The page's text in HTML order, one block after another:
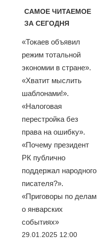
САМОЕ ЧИТАЕМОЕ
ЗА СЕГОДНЯ
«Токаев объявил
режим тотальной
экономии в стране».
«Хватит мыслить
шаблонами!».
«Налоговая
перестройка без
права на ошибку».
«Почему президент
РК публично
поддержал народного
писателя?».
«Приговоры по делам
о январских
событиях»
29.01.2025 12:00